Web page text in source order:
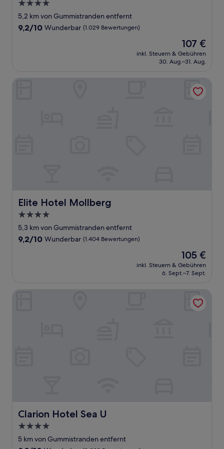
4.0-
Sterne-
Unterkunft
5,2 km von Gummistranden entfernt
9.2
9,2/10 Wunderbar (1.029 Bewertungen)
Der
Preis
beträgt
107 €
inkl. Steuern & Gebühren
30. Aug.–31. Aug.
Elite Hotel Mollberg
Elite Hotel Mollberg
4.0-
Sterne-
Unterkunft
5,3 km von Gummistranden entfernt
9.2
9,2/10 Wunderbar (1.404 Bewertungen)
Der
Preis
beträgt
105 €
inkl. Steuern & Gebühren
6. Sept.–7. Sept.
Clarion Hotel Sea U
Clarion Hotel Sea U
4.0-
Sterne-
5 km von Gummistranden entfernt